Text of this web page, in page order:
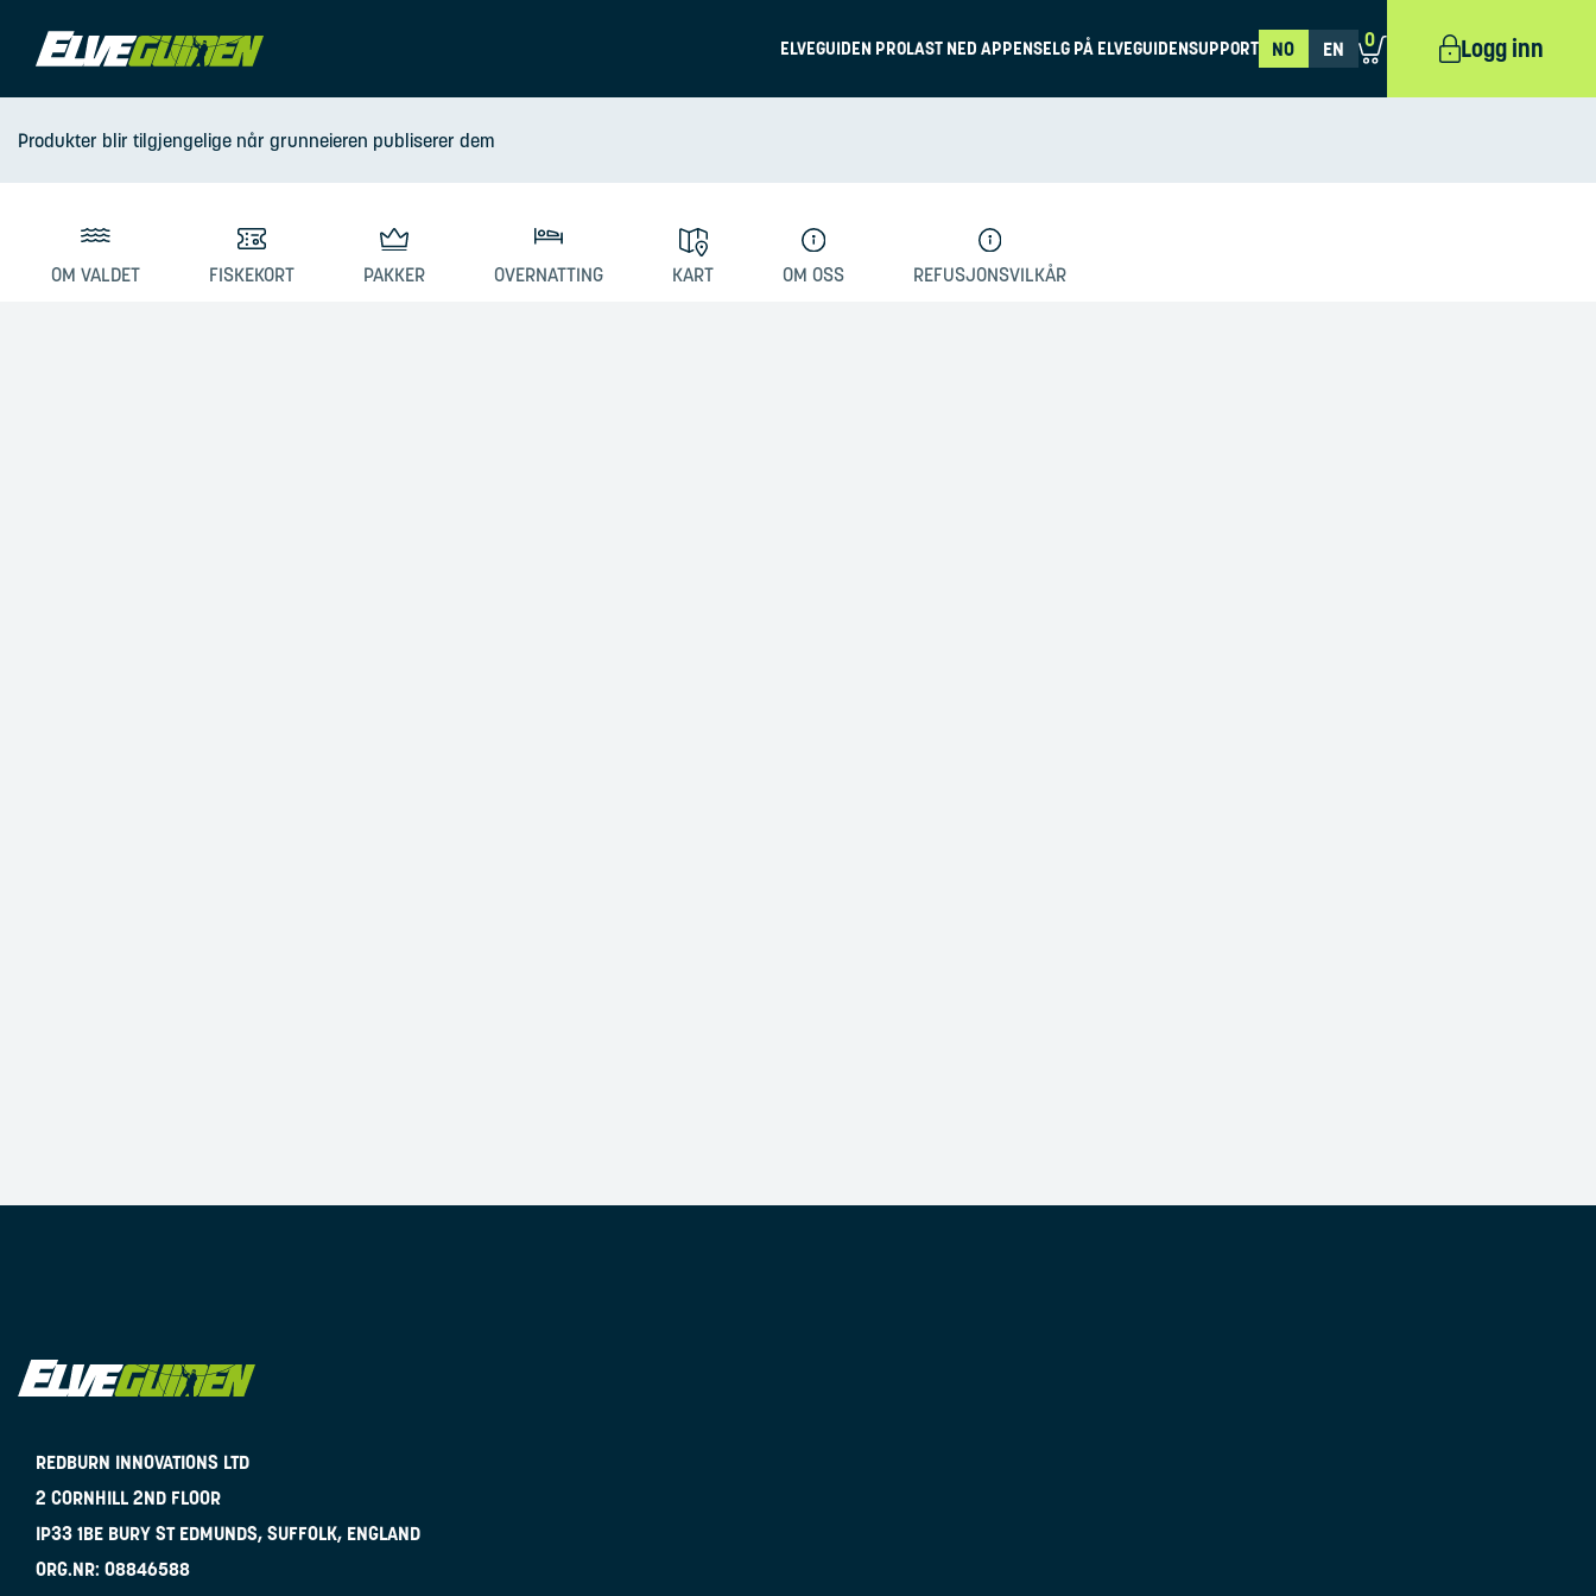
ELVEGUIDEN PROLAST NED APPENSELG PÅ ELVEGUIDENSUPPORT NO EN 0 Logg inn
Produkter blir tilgjengelige når grunneieren publiserer dem
OM VALDET FISKEKORT PAKKER OVERNATTING KART OM OSS REFUSJONSVILKÅR
REDBURN INNOVATIONS LTD
2 CORNHILL 2ND FLOOR
IP33 1BE BURY ST EDMUNDS, SUFFOLK, ENGLAND
ORG.NR: 08846588